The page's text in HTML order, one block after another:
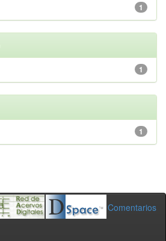
1
1
1
Comentarios